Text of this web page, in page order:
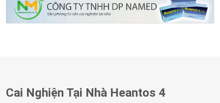
Cai Nghiện Tại Nhà Heantos 4